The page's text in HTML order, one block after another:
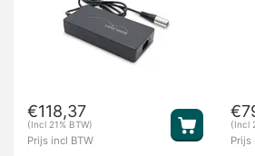
€118,37
(Incl 21% BTW)
Prijs incl BTW
€
(Incl
Prijs